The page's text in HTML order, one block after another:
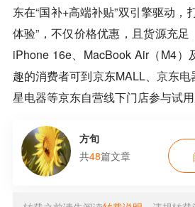
东在“国补+高端补贴”双引擎驱动，
体验”，不仅价格优惠，且货源充
iPhone 16e、MacBook Air（M4
趣的消费者可到京东MALL、 京东电
星电器等京东自营线下门店参与试用
方旬
共48篇文章